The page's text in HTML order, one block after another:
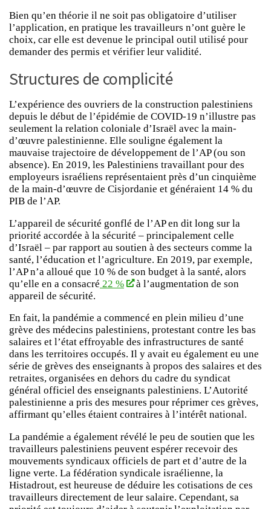
Bien qu’en théorie il ne soit pas obligatoire d’utiliser
l’application, en pratique les travailleurs n’ont guère le
choix, car elle est devenue le principal outil utilisé pour
demander des permis et vérifier leur validité.
Structures de complicité
L’expérience des ouvriers de la construction palestiniens
depuis le début de l’épidémie de COVID-19 n’illustre pas
seulement la relation coloniale d’Israël avec la main-
d’œuvre palestinienne. Elle souligne également la
mauvaise trajectoire de développement de l’AP (ou son
absence). En 2019, les Palestiniens travaillant pour des
employeurs israéliens représentaient près d’un cinquième
de la main-d’œuvre de Cisjordanie et généraient 14 % du
PIB de l’AP.
L’appareil de sécurité gonflé de l’AP en dit long sur la
priorité accordée à la sécurité – principalement celle
d’Israël – par rapport au soutien à des secteurs comme la
santé, l’éducation et l’agriculture. En 2019, par exemple,
l’AP n’a alloué que 10 % de son budget à la santé, alors
qu’elle en a consacré 22 %
à l’augmentation de son
appareil de sécurité.
En fait, la pandémie a commencé en plein milieu d’une
grève des médecins palestiniens, protestant contre les bas
salaires et l’état effroyable des infrastructures de santé
dans les territoires occupés. Il y avait eu également eu une
série de grèves des enseignants à propos des salaires et des
retraites, organisées en dehors du cadre du syndicat
général officiel des enseignants palestiniens. L’Autorité
palestinienne a pris des mesures pour réprimer ces grèves,
affirmant qu’elles étaient contraires à l’intérêt national.
La pandémie a également révélé le peu de soutien que les
travailleurs palestiniens peuvent espérer recevoir des
mouvements syndicaux officiels de part et d’autre de la
ligne verte. La fédération syndicale israélienne, la
Histadrout, est heureuse de déduire les cotisations de ces
travailleurs directement de leur salaire. Cependant, sa